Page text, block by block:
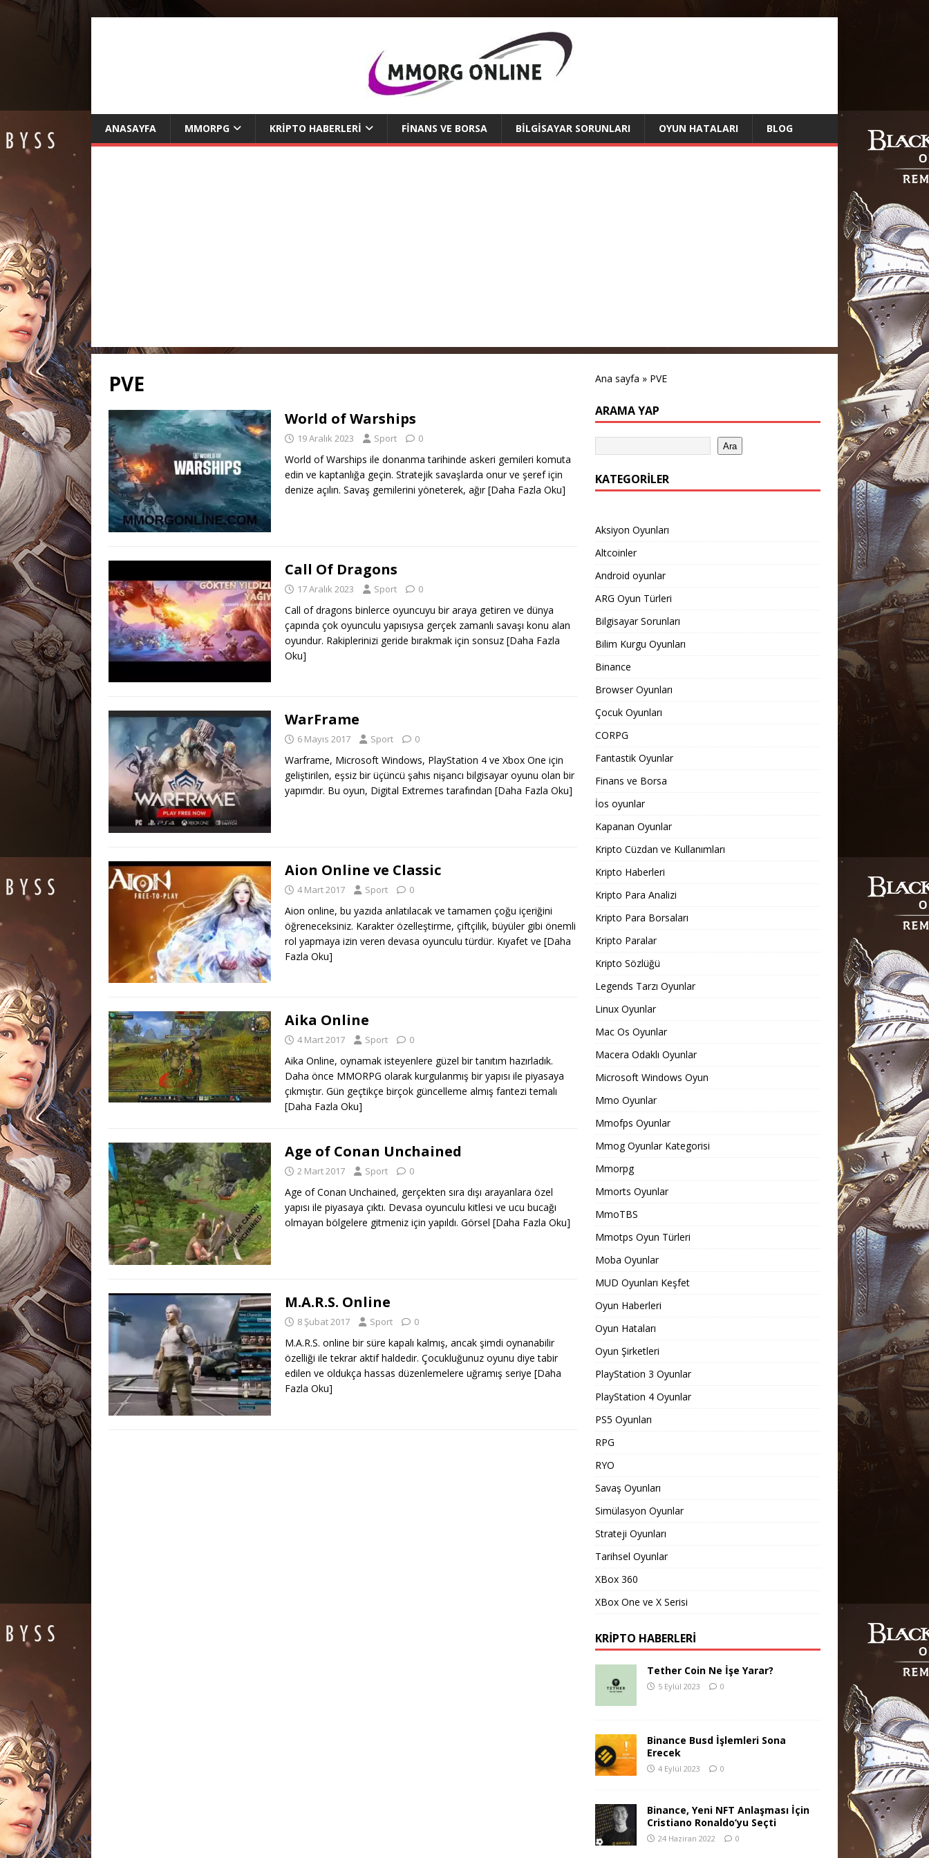
ANASAYFA MMORPG KRIPTO HABERLERI FINANS VE BORSA BILGISAYAR SORUNLARI OYUN HATALARI BLOG
PVE
World of Warships
19 Aralık 2023 Sport 0
World of Warships ile donanma tarihinde askeri gemileri komuta
edin ve kaptanlığa geçin. Stratejik savaşlarda onur ve şeref için
denize açılın. Savaş gemilerini yöneterek, ağır[Daha Fazla Oku]
Call Of Dragons
17 Aralık 2023 Sport 0
Call of dragons binlerce oyuncuyu bir araya getiren ve dünya
çapında çok oyunculu yapısıysa gerçek zamanlı savaşı konu alan
oyundur. Rakiplerinizi geride bırakmak için sonsuz [Daha Fazla
Oku]
WarFrame
6 Mayıs 2017 Sport 0
Warframe, Microsoft Windows, PlayStation 4 ve Xbox One için
geliştirilen, eşsiz bir üçüncü şahıs nişancı bilgisayar oyunu olan bir
yapımdır. Bu oyun, Digital Extremes tarafından [Daha Fazla Oku]
Aion Online ve Classic
4 Mart 2017 Sport 0
Aion online, bu yazıda anlatılacak ve tamamen çoğu içeriğini
öğreneceksiniz. Karakter özelleştirme, çiftçilik, büyüler gibi önemli
rol yapmaya izin veren devasa oyunculu türdür. Kıyafet ve [Daha
Fazla Oku]
Aika Online
4 Mart 2017 Sport 0
Aika Online, oynamak isteyenlere güzel bir tanıtım hazırladık.
Daha önce MMORPG olarak kurgulanmış bir yapısı ile piyasaya
çıkmıştır. Gün geçtikçe birçok güncelleme almış fantezi temalı
[Daha Fazla Oku]
Age of Conan Unchained
2 Mart 2017 Sport 0
Age of Conan Unchained, gerçekten sıra dışı arayanlara özel
yapısı ile piyasaya çıktı. Devasa oyunculu kitlesi ve ucu bucağı
olmayan bölgelere gitmeniz için yapıldı. Görsel [Daha Fazla Oku]
M.A.R.S. Online
8 Şubat 2017 Sport 0
M.A.R.S. online bir süre kapalı kalmış, ancak şimdi oynanabilir
özelliği ile tekrar aktif haldedir. Çocukluğunuz oyunu diye tabir
edilen ve oldukça hassas düzenlemelere uğramış seriye [Daha
Fazla Oku]
Ana sayfa » PVE
ARAMA YAP
Ara
KATEGORILER
Aksiyon Oyunları
Altcoinler
Android oyunlar
ARG Oyun Türleri
Bilgisayar Sorunları
Bilim Kurgu Oyunları
Binance
Browser Oyunları
Çocuk Oyunları
CORPG
Fantastik Oyunlar
Finans ve Borsa
İos oyunlar
Kapanan Oyunlar
Kripto Cüzdan ve Kullanımları
Kripto Haberleri
Kripto Para Analizi
Kripto Para Borsaları
Kripto Paralar
Kripto Sözlüğü
Legends Tarzı Oyunlar
Linux Oyunlar
Mac Os Oyunlar
Macera Odaklı Oyunlar
Microsoft Windows Oyun
Mmo Oyunlar
Mmofps Oyunlar
Mmog Oyunlar Kategorisi
Mmorpg
Mmorts Oyunlar
MmoTBS
Mmotps Oyun Türleri
Moba Oyunlar
MUD Oyunları Keşfet
Oyun Haberleri
Oyun Hataları
Oyun Şirketleri
PlayStation 3 Oyunlar
PlayStation 4 Oyunlar
PS5 Oyunları
RPG
RYO
Savaş Oyunları
Simülasyon Oyunlar
Strateji Oyunları
Tarihsel Oyunlar
XBox 360
XBox One ve X Serisi
KRIPTO HABERLERI
Tether Coin Ne İşe Yarar?
5 Eylül 2023 0
Binance Busd İşlemleri Sona
Erecek
4 Eylül 2023 0
Binance, Yeni NFT Anlaşması İçin
Cristiano Ronaldo’yu Seçti
24 Haziran 2022 0